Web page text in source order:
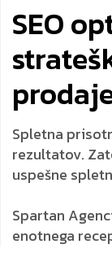
SEO
Spletna
rezultatov.
uspešne
Spartan
enotnega